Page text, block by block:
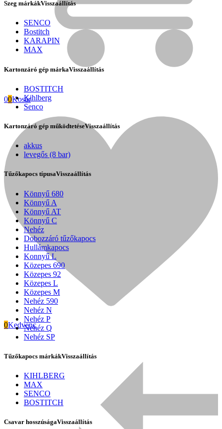
Signode
00Kosár
0Kedvenc
Szeg márkákVisszaállítás
SENCO
Bostitch
KARAPIN
MAX
Kartonzáró gép márkaVisszaállítás
BOSTITCH
Kihlberg
Senco
Kartonzáró gép működtetéseVisszaállítás
akkus
levegős (8 bar)
Tűzőkapocs típusaVisszaállítás
Könnyű 680
Könnyű A
Könnyű AT
Könnyű C
Nehéz
Dobozzáró tűzőkapocs
Hullámkapocs
Konnyű L
Közepes 690
Közepes 92
Közepes L
Közepes M
Nehéz 590
Nehéz N
Nehéz P
Nehéz Q
Nehéz SP
Tűzőkapocs márkákVisszaállítás
KIHLBERG
MAX
SENCO
BOSTITCH
Csavar hosszúságaVisszaállítás